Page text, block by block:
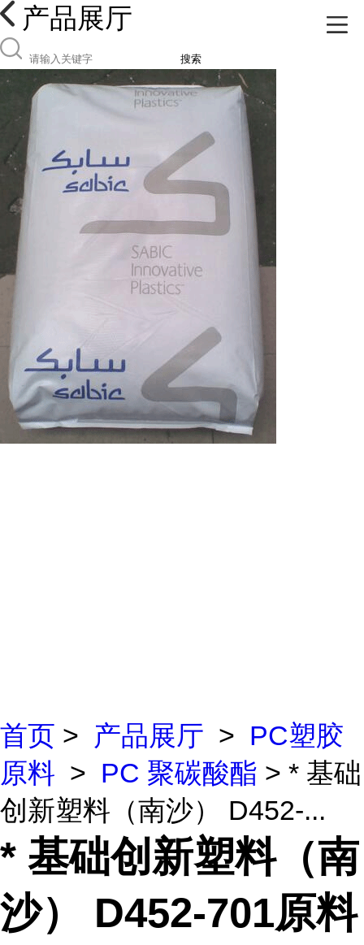
产品展厅
搜索
首页 > 产品展厅 > PC塑胶
原料 > PC 聚碳酸酯 > * 基础
创新塑料（南沙） D452-...
* 基础创新塑料（南
沙） D452-701原料